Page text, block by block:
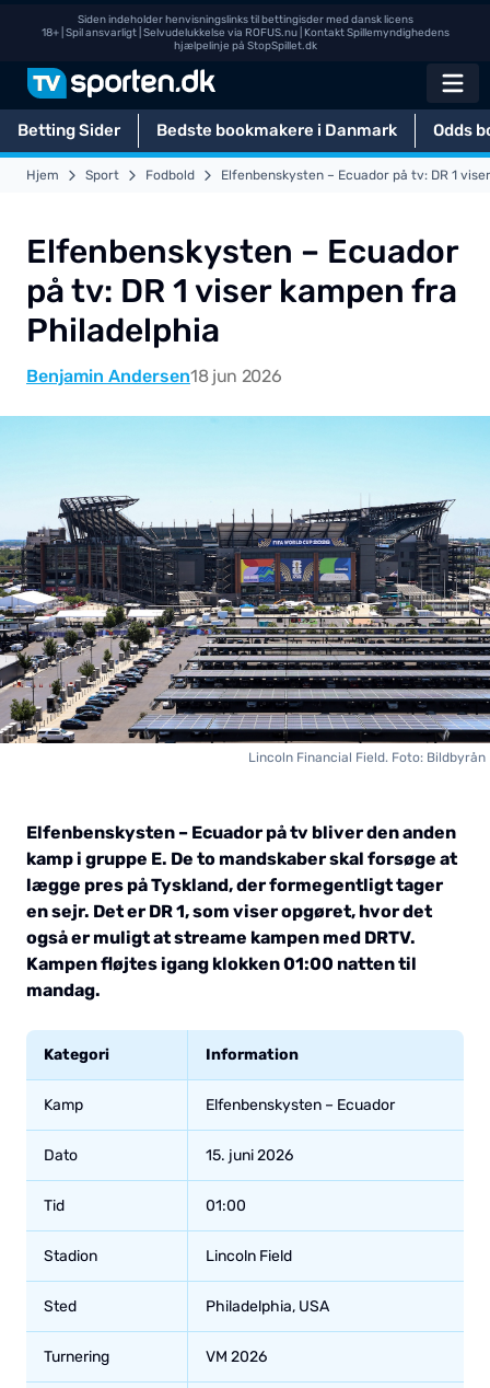
Siden indeholder henvisningslinks til bettingisder med dansk licens
18+ | Spil ansvarligt | Selvudelukkelse via ROFUS.nu| Kontakt Spillemyndighedens
hjælpelinje på StopSpillet.dk
Betting Sider Bedste bookmakere i Danmark Odds
Hjem Sport Fodbold Elfenbenskysten – Ecuador på tv: DR 1
Elfenbenskysten – Ecuador
på tv: DR 1 viser kampen fra
Philadelphia
Benjamin Andersen18 jun 2026
Lincoln Financial Field. Foto: Bildbyrån
Elfenbenskysten – Ecuador på tv bliver den anden
kamp i gruppe E. De to mandskaber skal forsøge at
lægge pres på Tyskland, der formegentligt tager
en sejr. Det er DR 1, som viser opgøret, hvor det
også er muligt at streame kampen med DRTV.
Kampen fløjtes igang klokken 01:00 natten til
mandag.
Kategori Information
Kamp Elfenbenskysten – Ecuador
Dato 15. juni 2026
Tid 01:00
Stadion Lincoln Field
Sted Philadelphia, USA
Turnering VM 2026